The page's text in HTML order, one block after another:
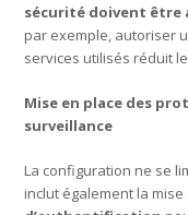
sécurité doivent être
par exemple, autoriser
services utilisés réduit
Mise en place des
surveillance
La configuration ne se
inclut également la